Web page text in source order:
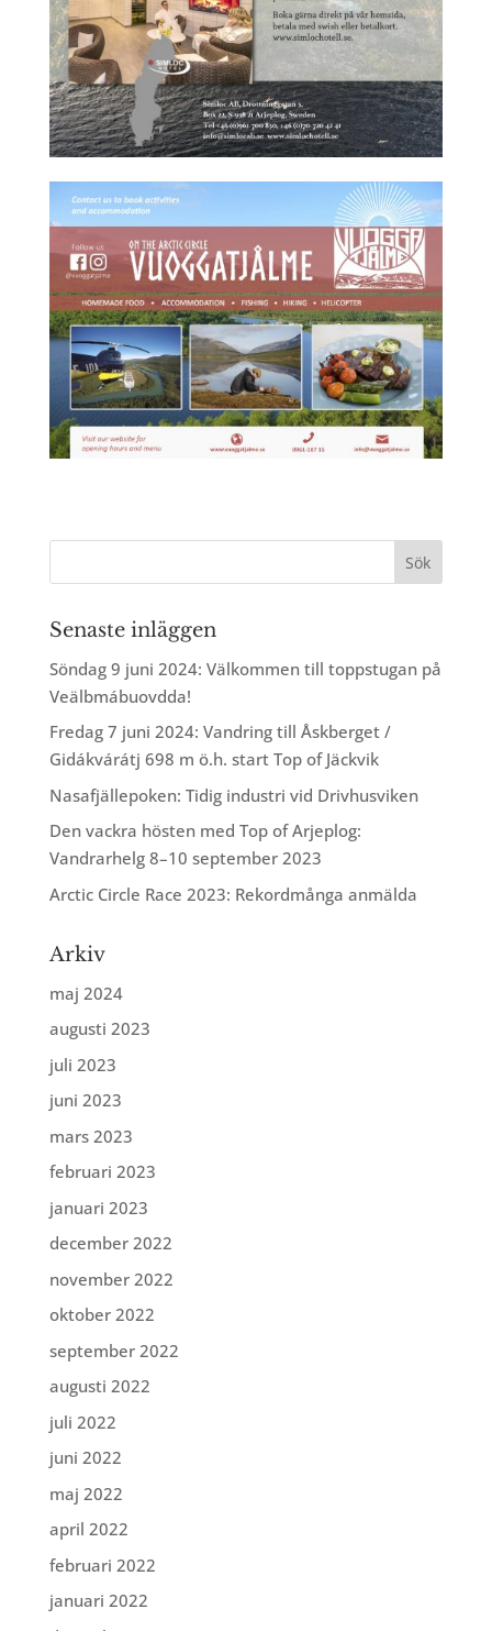
Senaste inläggen
Söndag 9 juni 2024: Välkommen till toppstugan på
Veälbmábuovdda!
Fredag 7 juni 2024: Vandring till Åskberget /
Gidákvárátj 698 m ö.h. start Top of Jäckvik
Nasafjällepoken: Tidig industri vid Drivhusviken
Den vackra hösten med Top of Arjeplog:
Vandrarhelg 8–10 september 2023
Arctic Circle Race 2023: Rekordmånga anmälda
Arkiv
maj 2024
augusti 2023
juli 2023
juni 2023
mars 2023
februari 2023
januari 2023
december 2022
november 2022
oktober 2022
september 2022
augusti 2022
juli 2022
juni 2022
maj 2022
april 2022
februari 2022
januari 2022